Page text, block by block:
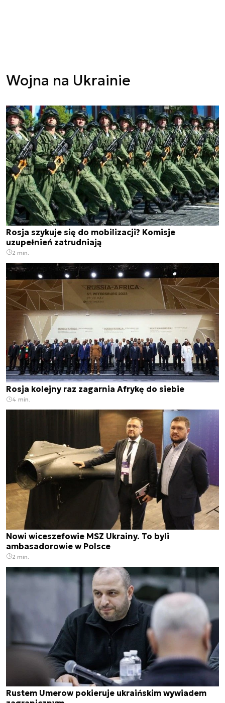
Wojna na Ukrainie
Rosja szykuje się do mobilizacji? Komisje
uzupełnień zatrudniają
2 min.
Rosja kolejny raz zagarnia Afrykę do siebie
4 min.
Nowi wiceszefowie MSZ Ukrainy. To byli
ambasadorowie w Polsce
2 min.
Rustem Umerow pokieruje ukraińskim wywiadem